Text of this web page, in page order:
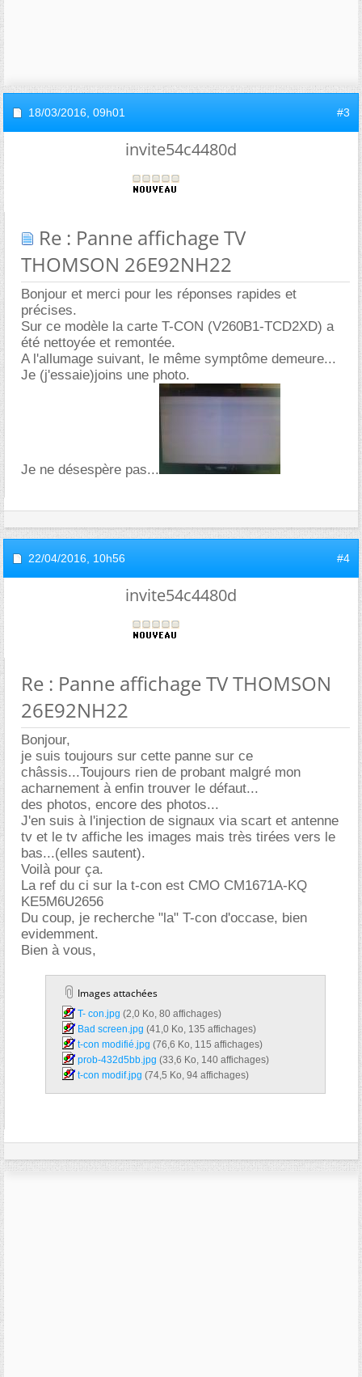
18/03/2016, 09h01 #3
invite54c4480d
Re : Panne affichage TV
THOMSON 26E92NH22
Bonjour et merci pour les réponses rapides et
précises.
Sur ce modèle la carte T-CON (V260B1-TCD2XD) a
été nettoyée et remontée.
A l'allumage suivant, le même symptôme demeure...
Je (j'essaie)joins une photo.
Je ne désespère pas...
22/04/2016, 10h56 #4
invite54c4480d
Re : Panne affichage TV THOMSON
26E92NH22
Bonjour,
je suis toujours sur cette panne sur ce
châssis...Toujours rien de probant malgré mon
acharnement à enfin trouver le défaut...
des photos, encore des photos...
J'en suis à l'injection de signaux via scart et antenne
tv et le tv affiche les images mais très tirées vers le
bas...(elles sautent).
Voilà pour ça.
La ref du ci sur la t-con est CMO CM1671A-KQ
KE5M6U2656
Du coup, je recherche "la" T-con d'occase, bien
evidemment.
Bien à vous,
Images attachées
T- con.jpg‎ (2,0 Ko, 80 affichages)
Bad screen.jpg‎ (41,0 Ko, 135 affichages)
t-con modifié.jpg‎ (76,6 Ko, 115 affichages)
prob-432d5bb.jpg‎ (33,6 Ko, 140 affichages)
t-con modif.jpg‎ (74,5 Ko, 94 affichages)